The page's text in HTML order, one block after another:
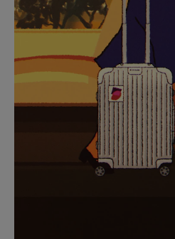
PAUSE
IT
UNMUTE
IT